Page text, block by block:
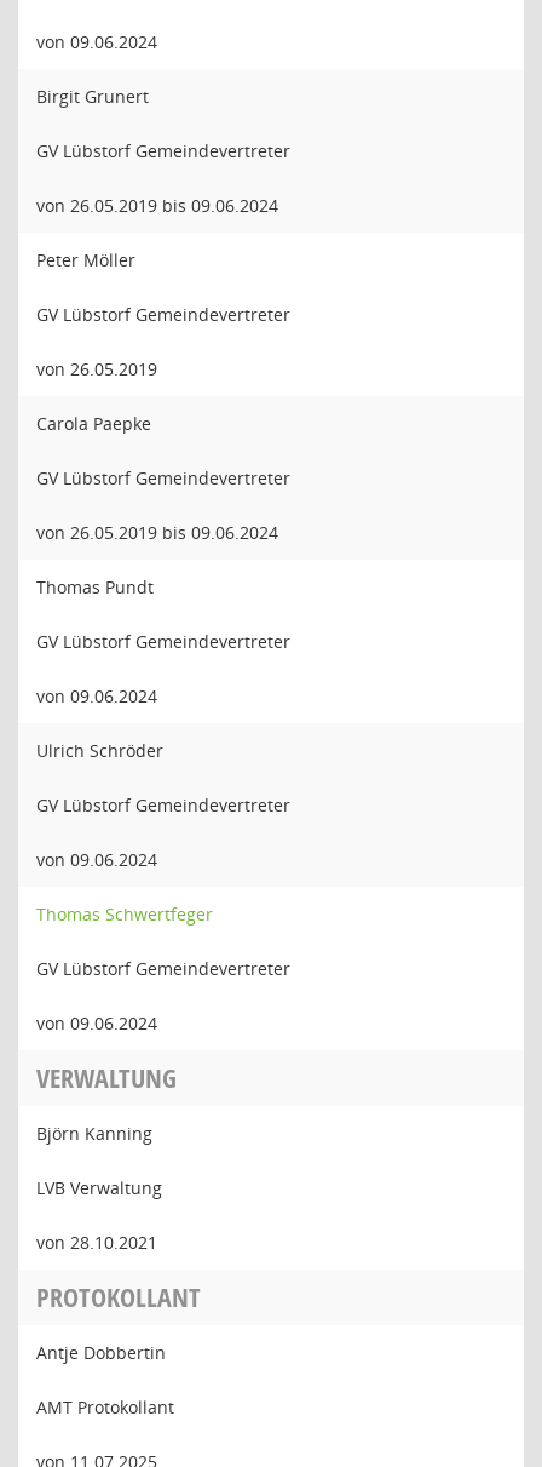
von 09.06.2024
Birgit Grunert
GV Lübstorf Gemeindevertreter
von 26.05.2019 bis 09.06.2024
Peter Möller
GV Lübstorf Gemeindevertreter
von 26.05.2019
Carola Paepke
GV Lübstorf Gemeindevertreter
von 26.05.2019 bis 09.06.2024
Thomas Pundt
GV Lübstorf Gemeindevertreter
von 09.06.2024
Ulrich Schröder
GV Lübstorf Gemeindevertreter
von 09.06.2024
Thomas Schwertfeger
GV Lübstorf Gemeindevertreter
von 09.06.2024
VERWALTUNG
Björn Kanning
LVB Verwaltung
von 28.10.2021
PROTOKOLLANT
Antje Dobbertin
AMT Protokollant
von 11.07.2025